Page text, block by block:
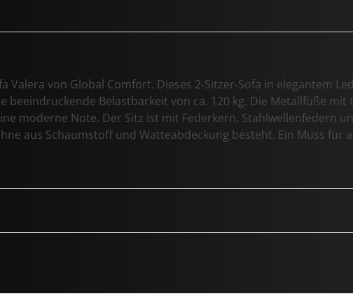
Valera von Global Comfort. Dieses 2-Sitzer-Sofa in elegantem
beeindruckende Belastbarkeit von ca. 120 kg. Die Metallfüße mit
moderne Note. Der Sitz ist mit Federkern, Stahlwellenfedern
aus Schaumstoff und Watteabdeckung besteht. Ein Muss für